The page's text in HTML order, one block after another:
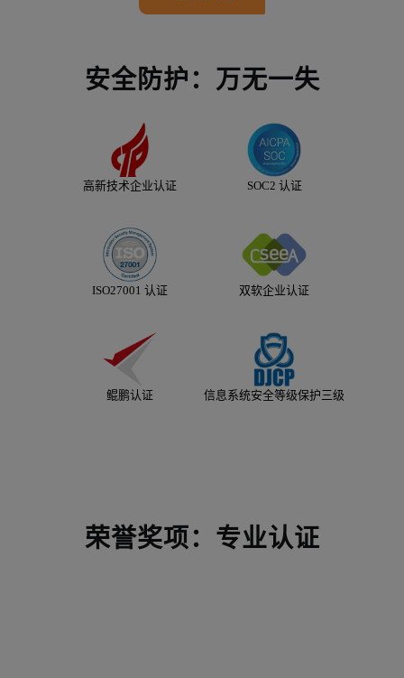
安全防护：万无一失
高新技术企业认证 SOC2 认证
ISO27001 认证 双软企业认证
鲲鹏认证 信息系统安全等级保护三级
荣誉奖项：专业认证